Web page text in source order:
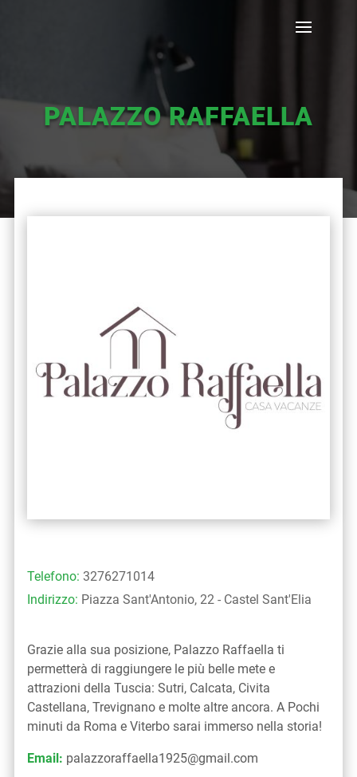
PALAZZO RAFFAELLA
Telefono: 3276271014
Indirizzo: Piazza Sant'Antonio, 22 - Castel Sant'Elia
Grazie alla sua posizione, Palazzo Raffaella ti
permetterà di raggiungere le più belle mete e
attrazioni della Tuscia: Sutri, Calcata, Civita
Castellana, Trevignano e molte altre ancora. A Pochi
minuti da Roma e Viterbo sarai immerso nella storia!
Email: palazzoraffaella1925@gmail.com